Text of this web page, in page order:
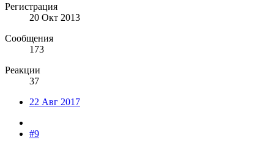
Регистрация
20 Окт 2013
Сообщения
173
Реакции
37
22 Авг 2017
#9